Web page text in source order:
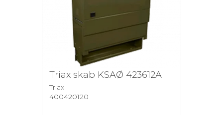
Triax skab KSAØ 423612A
Triax
400420120